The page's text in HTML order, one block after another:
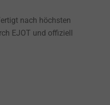
nach höchsten
EJOT und offiziell